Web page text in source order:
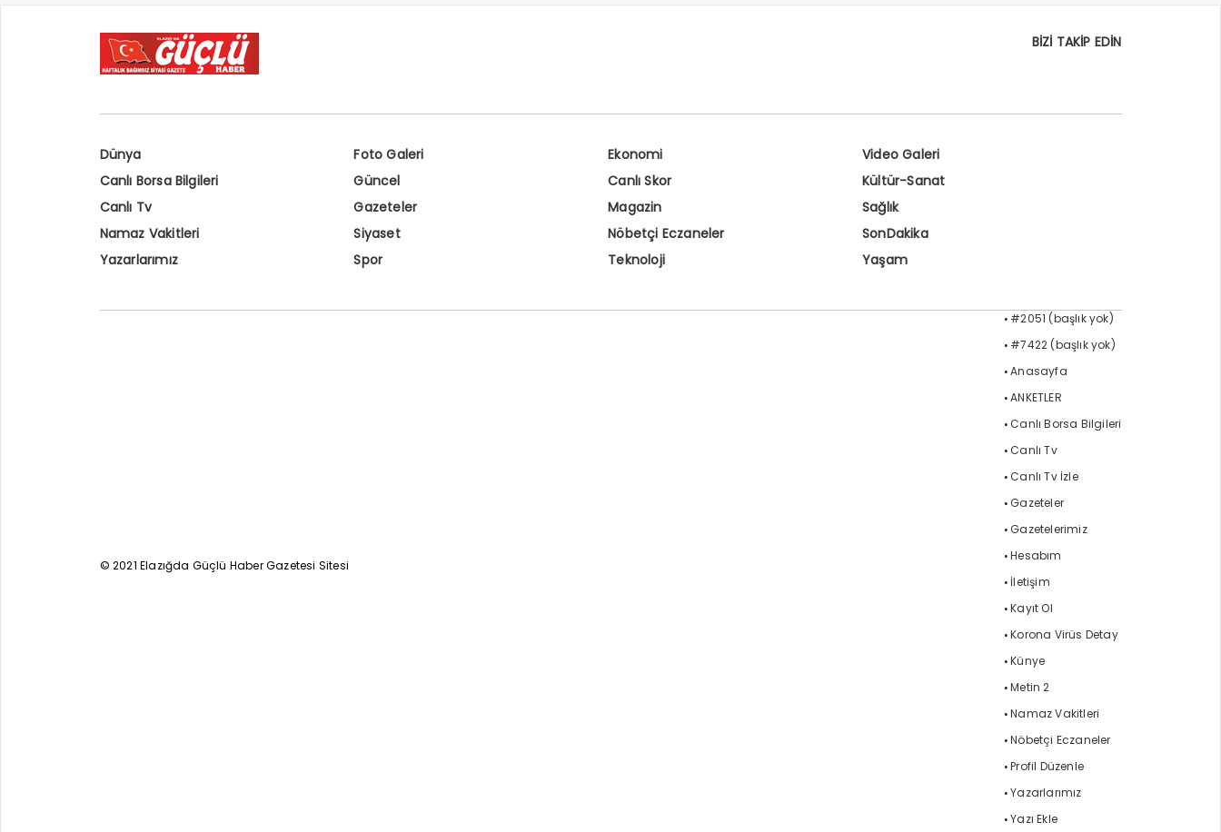
BİZİ TAKİP EDİN
Dünya Foto Galeri Ekonomi
Video Galeri
Canlı Borsa Bilgileri
Güncel Canlı Skor
Kültür-Sanat
Canlı Tv
Gazeteler Magazin
Sağlık
Namaz Vakitleri
Siyaset Nöbetçi Eczaneler
SonDakika
Yazarlarımız
Spor Teknoloji Yaşam
© 2021 Elazığda Güçlü Haber Gazetesi Sitesi
#2051 (başlık yok)
#7422 (başlık yok)
Anasayfa
ANKETLER
Canlı Borsa Bilgileri
Canlı Tv
Canlı Tv İzle
Gazeteler
Gazetelerimiz
Hesabım
İletişim
Kayıt Ol
Korona Virüs Detay
Künye
Metin 2
Namaz Vakitleri
Nöbetçi Eczaneler
Profil Düzenle
Yazarlarımız
Yazı Ekle